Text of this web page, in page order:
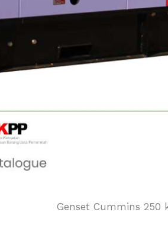
Genset Cummins 250